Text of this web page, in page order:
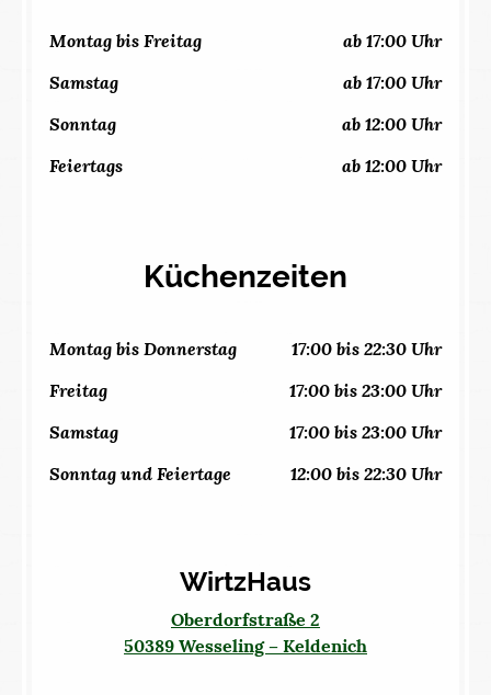
Montag bis Freitag ab 17:00 Uhr
Samstag ab 17:00 Uhr
Sonntag ab 12:00 Uhr
Feiertags ab 12:00 Uhr
Küchenzeiten
Montag bis Donnerstag 17:00 bis 22:30 Uhr
Freitag 17:00 bis 23:00 Uhr
Samstag 17:00 bis 23:00 Uhr
Sonntag und Feiertage 12:00 bis 22:30 Uhr
WirtzHaus
Oberdorfstraße 2
50389 Wesseling – Keldenich